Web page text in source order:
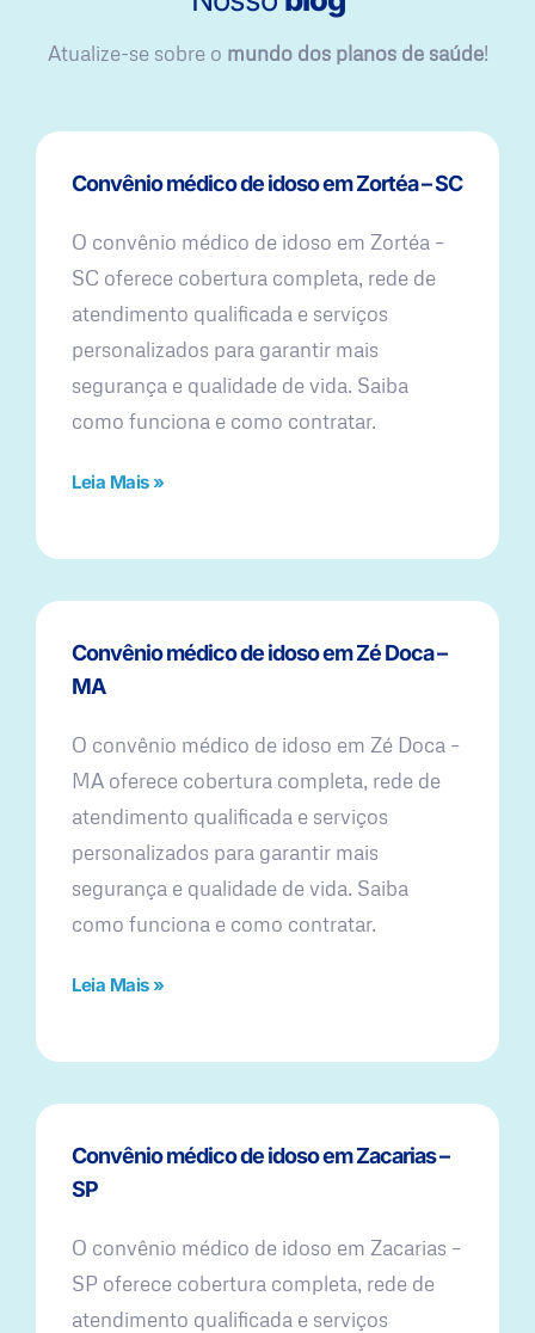
Atualize-se sobre o mundo dos planos de saúde!
Convênio médico de idoso em Zortéa – SC
O convênio médico de idoso em Zortéa –
SC oferece cobertura completa, rede de
atendimento qualificada e serviços
personalizados para garantir mais
segurança e qualidade de vida. Saiba
como funciona e como contratar.
Leia Mais »
Convênio médico de idoso em Zé Doca –
MA
O convênio médico de idoso em Zé Doca –
MA oferece cobertura completa, rede de
atendimento qualificada e serviços
personalizados para garantir mais
segurança e qualidade de vida. Saiba
como funciona e como contratar.
Leia Mais »
Convênio médico de idoso em Zacarias –
SP
O convênio médico de idoso em Zacarias –
SP oferece cobertura completa, rede de
atendimento qualificada e serviços